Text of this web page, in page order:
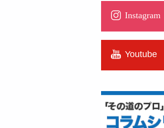
Instagram
Youtube